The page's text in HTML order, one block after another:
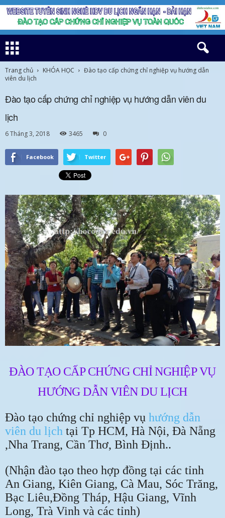
Trang chủ KHÓA HỌC
Đào tạo cấp chứng chỉ nghiệp vụ hướng dẫn
viên du lịch
Đào tạo cấp chứng chỉ nghiệp vụ hướng dẫn viên du
lịch
6 Tháng 3, 2018 3465 0
Facebook Twitter
ĐÀO TẠO CẤP CHỨNG CHỈ NGHIỆP VỤ
HƯỚNG DẪN VIÊN DU LỊCH
Đào tạo chứng chỉ nghiệp vụ hướng dẫn
viên du lịch tại Tp HCM, Hà Nội, Đà Nẵng
,Nha Trang, Cần Thơ, Bình Định..
(Nhận đào tạo theo hợp đồng tại các tỉnh
An Giang, Kiên Giang, Cà Mau, Sóc Trăng,
Bạc Liêu,Đồng Tháp, Hậu Giang, Vĩnh
Long, Trà Vinh và các tỉnh)